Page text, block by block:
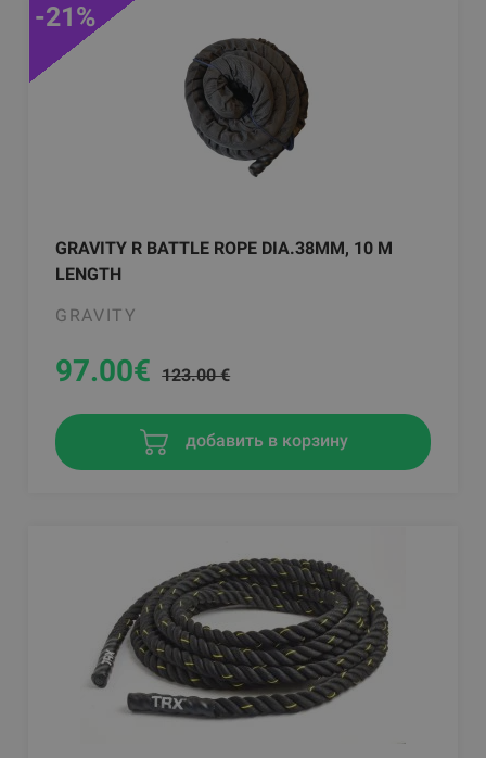
GRAVITY R BATTLE ROPE DIA.38MM, 10 M
LENGTH
GRAVITY
-21%
97.00€ 123.00 €
добавить в корзину